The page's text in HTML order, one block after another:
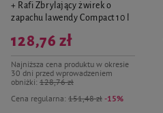
+ Rafi Zbrylający żwirek o
zapachu lawendy Compact 10 l
Cena regularna: 151,48 zł -15%
128,76 zł
Najniższa cena produktu w okresie
30 dni przed wprowadzeniem
obniżki: 128,76 zł